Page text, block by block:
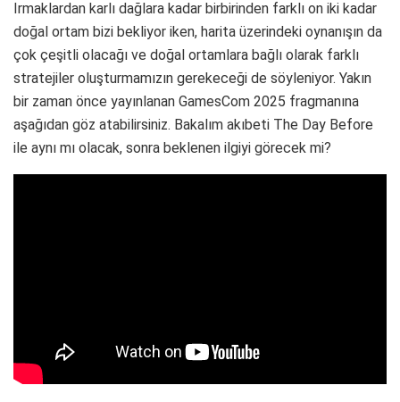
Irmaklardan karlı dağlara kadar birbirinden farklı on iki kadar
doğal ortam bizi bekliyor iken, harita üzerindeki oynanışın da
çok çeşitli olacağı ve doğal ortamlara bağlı olarak farklı
stratejiler oluşturmamızın gerekeceği de söyleniyor. Yakın
bir zaman önce yayınlanan GamesCom 2025 fragmanına
aşağıdan göz atabilirsiniz. Bakalım akıbeti The Day Before
ile aynı mı olacak, sonra beklenen ilgiyi görecek mi?